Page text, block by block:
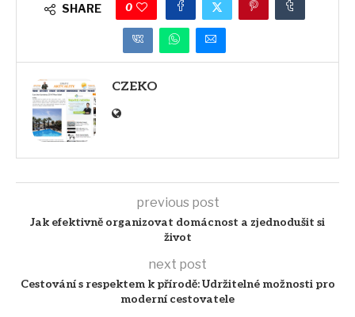
SHARE 0
CZEKO
previous post
Jak efektivně organizovat domácnost a zjednodušit si
život
next post
Cestování s respektem k přírodě: Udržitelné možnosti pro
moderní cestovatele